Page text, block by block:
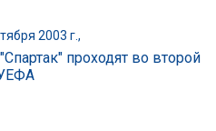
2003 г.,
проходят во второй